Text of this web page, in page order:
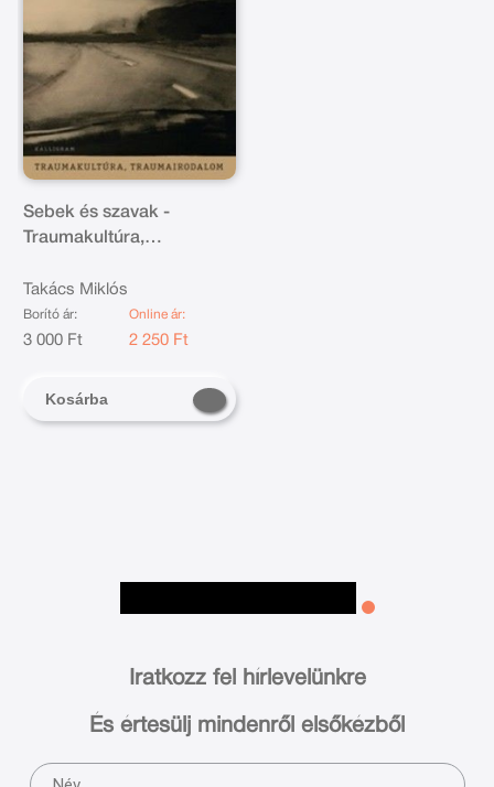
Sebek és szavak -
Traumakultúra,
Takács Miklós
Borító ár:
3 000 Ft
Online ár:
2 250 Ft
Kosárba
Iratkozz fel hírlevelünkre
És értesülj mindenről elsőkézből